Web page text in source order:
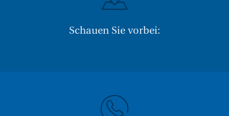
Schauen Sie vorbei: